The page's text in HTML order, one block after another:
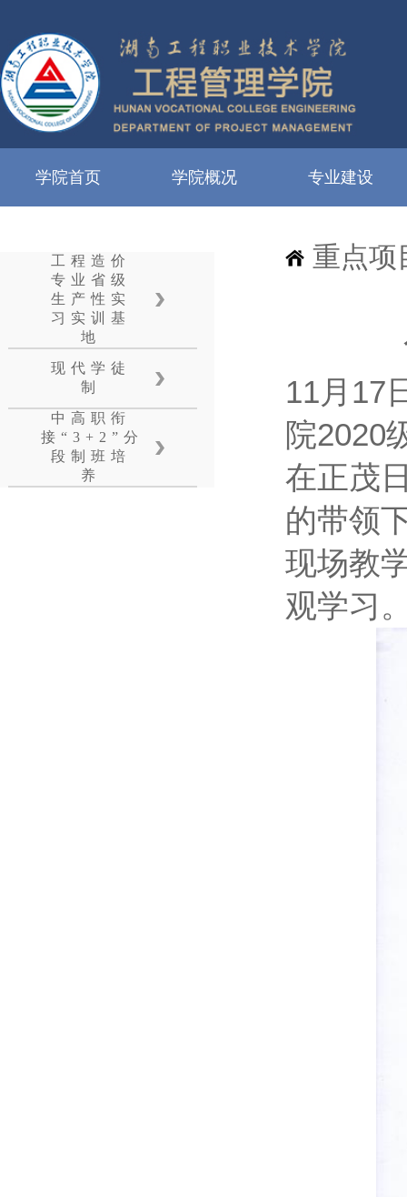
学院首页 学院概况 专业建设
工程造价
专业省级
生产性实
习实训基
地
现代学徒
制
中高职衔
接“3+2”分
段制班培
养
重点项
11月17
院2020
在正茂
的带领
现场教
观学习